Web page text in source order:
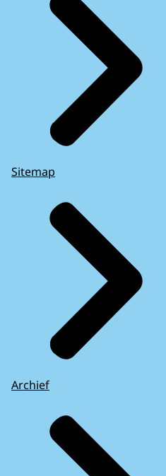
Sitemap
Archief